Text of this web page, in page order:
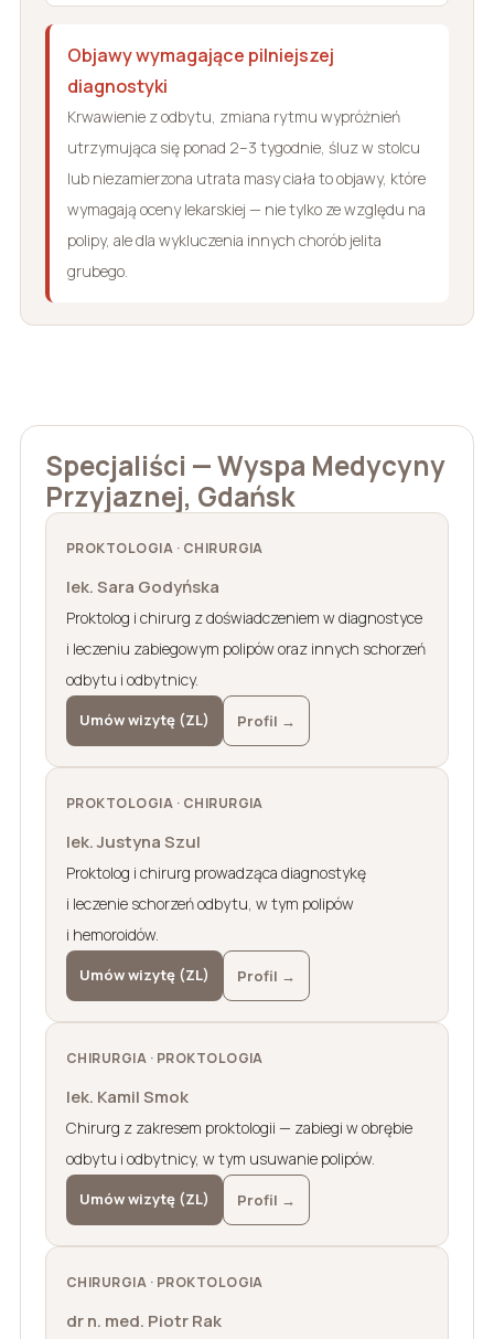
Objawy wymagające pilniejszej
diagnostyki
Krwawienie z odbytu, zmiana rytmu wypróżnień
utrzymująca się ponad 2–3 tygodnie, śluz w stolcu
lub niezamierzona utrata masy ciała to objawy, które
wymagają oceny lekarskiej — nie tylko ze względu na
polipy, ale dla wykluczenia innych chorób jelita
grubego.
Specjaliści — Wyspa Medycyny
Przyjaznej, Gdańsk
PROKTOLOGIA · CHIRURGIA
lek. Sara Godyńska
Proktolog i chirurg z doświadczeniem w diagnostyce
i leczeniu zabiegowym polipów oraz innych schorzeń
odbytu i odbytnicy.
Umów wizytę (ZL) Profil →
PROKTOLOGIA · CHIRURGIA
lek. Justyna Szul
Proktolog i chirurg prowadząca diagnostykę
i leczenie schorzeń odbytu, w tym polipów
i hemoroidów.
Umów wizytę (ZL) Profil →
CHIRURGIA · PROKTOLOGIA
lek. Kamil Smok
Chirurg z zakresem proktologii — zabiegi w obrębie
odbytu i odbytnicy, w tym usuwanie polipów.
Umów wizytę (ZL) Profil →
CHIRURGIA · PROKTOLOGIA
dr n. med. Piotr Rak